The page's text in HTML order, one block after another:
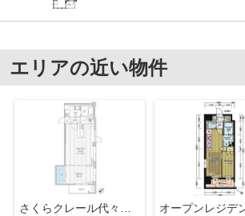
エリアの近い物件